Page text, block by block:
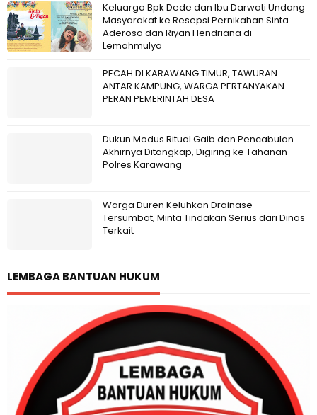
Keluarga Bpk Dede dan Ibu Darwati Undang
Masyarakat ke Resepsi Pernikahan Sinta
Aderosa dan Riyan Hendriana di
Lemahmulya
PECAH DI KARAWANG TIMUR, TAWURAN
ANTAR KAMPUNG, WARGA PERTANYAKAN
PERAN PEMERINTAH DESA
Dukun Modus Ritual Gaib dan Pencabulan
Akhirnya Ditangkap, Digiring ke Tahanan
Polres Karawang
Warga Duren Keluhkan Drainase
Tersumbat, Minta Tindakan Serius dari Dinas
Terkait
LEMBAGA BANTUAN HUKUM